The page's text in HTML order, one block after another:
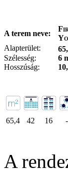
A terem neve:
Alapterület:
Szélesség:
6
Hosszúság:
65,4 42 16 -
A